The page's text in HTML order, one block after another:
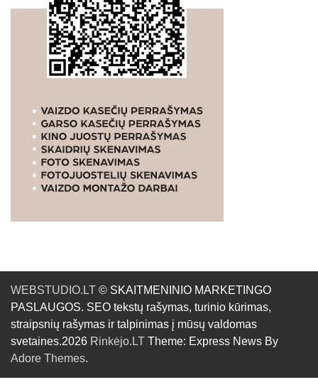
WEBSTUDIO.LT © SKAITMENINIO MARKETINGO
PASLAUGOS. SEO tekstų rašymas, turinio kūrimas,
straipsnių rašymas ir talpinimas į mūsų valdomas
svetaines.2026 Rinkėjo.LT Theme: Express News By
Adore Themes.